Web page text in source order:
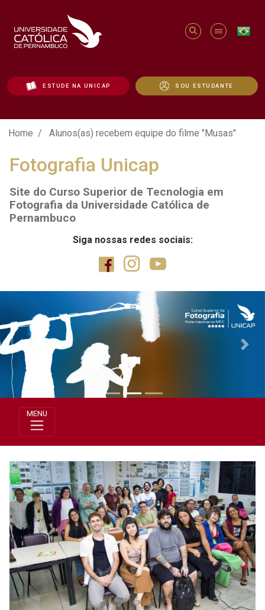
ESTUDE NA UNICAP SOU ESTUDANTE
Alunos(as) recebem equipe do filme
Home Alunos(as) recebem equipe do filme "Musas"
Fotografia Unicap
Site do Curso Superior de Tecnologia em
Fotografia da Universidade Católica de
Pernambuco
Siga nossas redes sociais:
Previous Next
MENU